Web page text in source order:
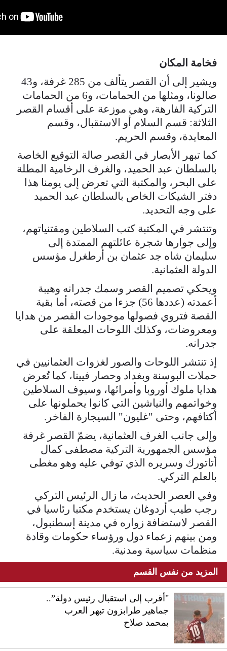
فخامة المكان
ويشير إلى أن القصر يتألف من 285 غرفة، و43
صالونا، ومثلها من الحمامات، و6 من الحمامات
التركية الفارهة، وهي موزعة على أقسام القصر
الثلاثة: قسم السلام أو الاستقبال، وقسم
المعايدة، وقسم الحريم.
كما تبهر الأبصار في القصر صالة التوقيع الخاصة
بالسلطان عبد الحميد، والغرف الرخامية المطلة
على البحر، والمكتبة التي تعرض إلى يومنا هذا
دفتر الشيكات الخاص بالسلطان عبد الحميد
على وجه التحديد.
وتنتشر في المكتبة كتب السلاطين ومقتنياتهم،
وإلى جوارها شجرة عائلتهم الممتدة إلى
سليمان شاه جد عثمان بن أرطغرل مؤسس
الدولة العثمانية.
ويحكي تصميم القصر وسمك جدرانه وهيبة
أعمدته (عددها 56) جزءا من قصته، أما بقية
القصة فتروي فصولها موجودات القصر من هدايا
ومعروضات، وكذلك اللوحات المعلقة على
جدرانه.
إذ تنتشر اللوحات والصور لغزوات العثمانيين في
حملات البوسنة وبغداد وحصار فيينا، كما تُعرض
هدايا ملوك أوروبا وأمرائها، وسيوف السلاطين
وخواتمهم والنياشين التي كانوا يحملونها على
أكتافهم، وحتى "غليون" السيجارة الفاخر.
وإلى جانب الغرف العثمانية، يضمّ القصر غرفة
مؤسس الجمهورية التركية مصطفى كمال
أتاتورك وسريره الذي توفي عليه وهو مغطى
بالعلم التركي.
وفي العصر الحديث، ما زال الرئيس التركي
رجب طيب أردوغان يستخدم مكتبا رئاسيا في
القصر لاستضافة زواره في مدينة إسطنبول،
ومن بينهم زعماء دول ورؤساء حكومات وقادة
منظمات سياسية ومدنية.
المزيد من نفس القسم
"أقرب إلى استقبال رئيس دولة”..
جماهير طرابزون تبهر العرب
بمحمد صلاح